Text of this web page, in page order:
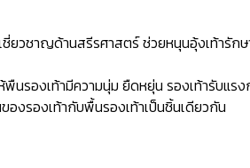
วชาญด้านสรีรศาสตร์ ช่วยหนุนอุ้งเท้ารั
องเท้ามีความนุ่ม ยืดหยุ่น รองเท้ารับแรง
งรองเท้ากับพื้นรองเท้าเป็นชิ้นเดียวกัน